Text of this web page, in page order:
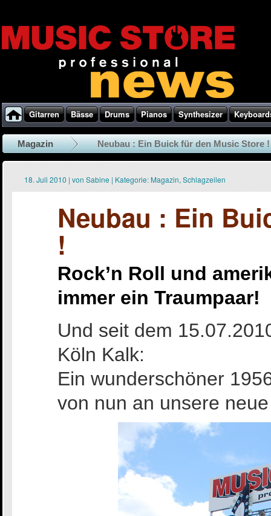
Gitarren Bässe Drums Pianos Synthesizer
Magazin Neubau : Ein Buick für den Music Store !
18. Juli 2010 | von Sabine | Kategorie:Magazin, Schlagzeilen
Neubau : Ein
!
Rock’n Roll und
immer ein Traumpaar!
Und seit dem
Köln Kalk:
Ein wunderschöner
von nun an unsere